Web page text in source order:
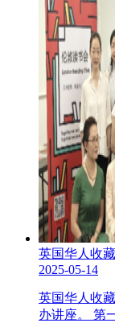
英国华人收
2025-05-14
英国华人收
办讲座。 第